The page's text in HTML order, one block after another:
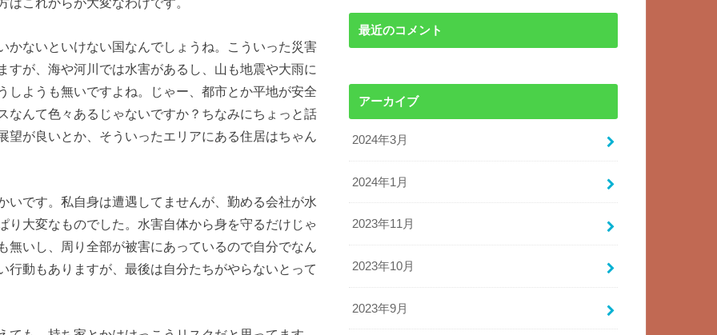
かないといけない国なんでしょうね。こういった災害
すが、海や河川では水害があるし、山も地震や大雨に
しようも無いですよね。じゃー、都市とか平地が安全
なんて色々あるじゃないですか？ちなみにちょっと話
が良いとか、そういったエリアにある住居はちゃん
いです。私自身は遭遇してませんが、勤める会社が水
り大変なものでした。水害自体から身を守るだけじゃ
無いし、周り全部が被害にあっているので自分でなん
行動もありますが、最後は自分たちがやらないとって
最近のコメント
アーカイブ
2024年3月
2024年1月
2023年11月
2023年10月
2023年9月